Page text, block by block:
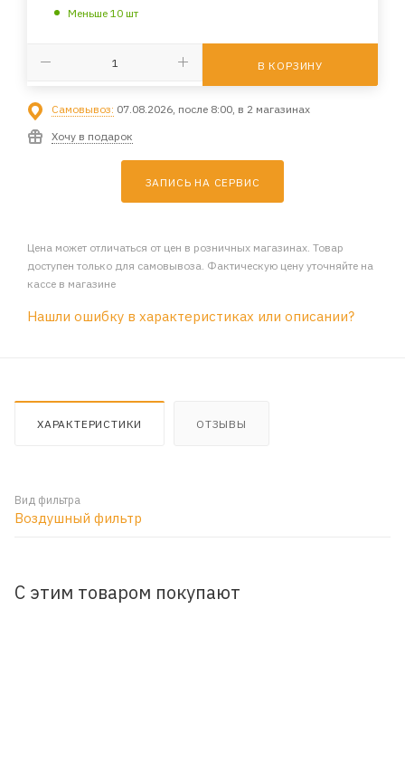
Меньше 10 шт
В КОРЗИНУ
Самовывоз: 07.08.2026, после 8:00, в 2 магазинах
Хочу в подарок
ЗАПИСЬ НА СЕРВИС
Цена может отличаться от цен в розничных магазинах. Товар
доступен только для самовывоза. Фактическую цену уточняйте на
кассе в магазине
Нашли ошибку в характеристиках или описании?
ХАРАКТЕРИСТИКИ ОТЗЫВЫ
Вид фильтра
Воздушный фильтр
С этим товаром покупают